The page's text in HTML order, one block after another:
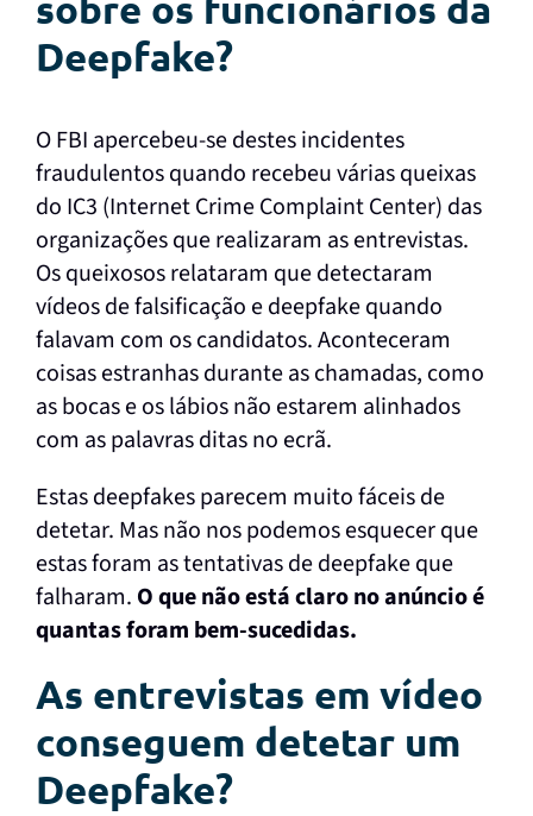
Deepfake?
O FBI apercebeu-se destes incidentes
fraudulentos quando recebeu várias queixas
do IC3 (Internet Crime Complaint Center) das
organizações que realizaram as entrevistas.
Os queixosos relataram que detectaram
vídeos de falsificação e deepfake quando
falavam com os candidatos. Aconteceram
coisas estranhas durante as chamadas, como
as bocas e os lábios não estarem alinhados
com as palavras ditas no ecrã.
Estas deepfakes parecem muito fáceis de
detetar. Mas não nos podemos esquecer que
estas foram as tentativas de deepfake que
falharam. O que não está claro no anúncio é
quantas foram bem-sucedidas.
As entrevistas em vídeo
conseguem detetar um
Deepfake?